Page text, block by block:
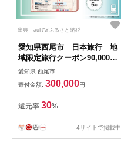
出典：auPAYふるさと納税
愛知県西尾市 日本旅行 地
域限定旅行クーポン90,000円
分・N074
愛知県 西尾市
寄付金額: 300,000円
還元率 30%
4サイトで掲載中